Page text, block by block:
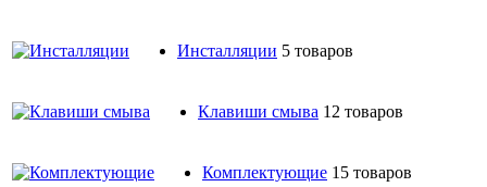
Инсталляции 5 товаров
Клавиши смыва 12 товаров
Комплектующие 15 товаров